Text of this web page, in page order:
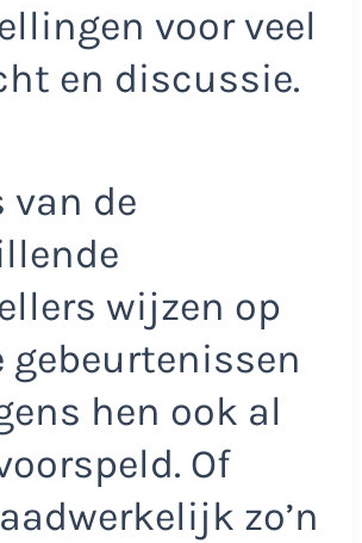
voor veel
en discussie.
van de
wijzen op
gebeurtenissen
hen ook al
Of
zo’n